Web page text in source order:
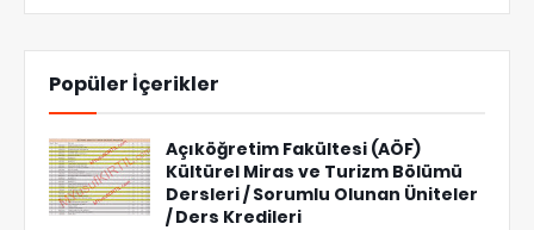
Popüler İçerikler
Açıköğretim Fakültesi (AÖF)
Kültürel Miras ve Turizm Bölümü
Dersleri / Sorumlu Olunan Üniteler
/ Ders Kredileri